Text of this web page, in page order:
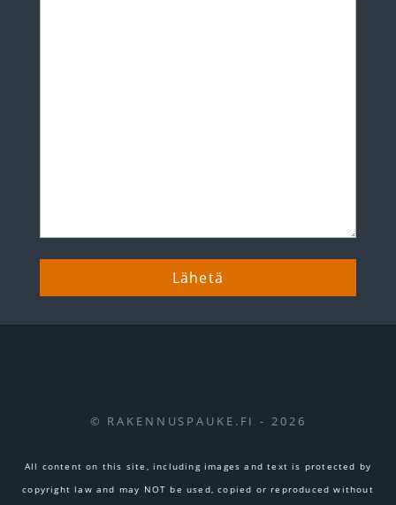
© RAKENNUSPAUKE.FI - 2026
All content on this site, including images and text is protected by
copyright law and may NOT be used, copied or reproduced without